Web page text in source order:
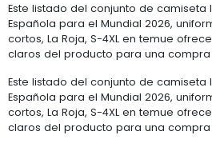
Este listado del conjunto de camiseta
Española para el Mundial 2026,
cortos, La Roja, S-4XL en temue
claros del producto para una
Este listado del conjunto de camiseta
Española para el Mundial 2026,
cortos, La Roja, S-4XL en temue
claros del producto para una